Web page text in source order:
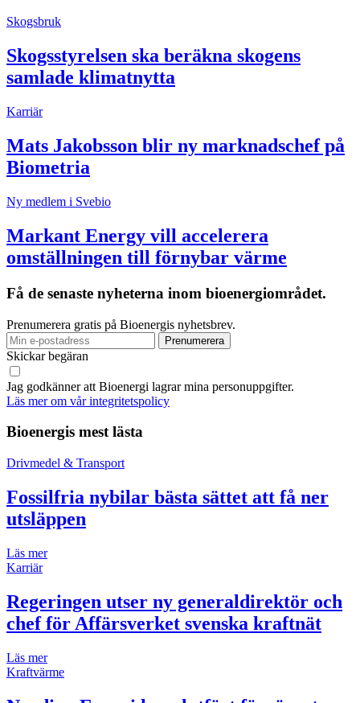
Skogsbruk
Skogsstyrelsen ska beräkna skogens
samlade klimatnytta
Karriär
Mats Jakobsson blir ny marknadschef på
Biometria
Ny medlem i Svebio
Markant Energy vill accelerera
omställningen till förnybar värme
Få de senaste nyheterna inom bioenergiområdet.
Prenumerera gratis på Bioenergis nyhetsbrev.
Skickar begäran
Jag godkänner att Bioenergi lagrar mina personuppgifter.
Läs mer om vår integritetspolicy
Bioenergis mest lästa
Drivmedel & Transport
Fossilfria nybilar bästa sättet att få ner
utsläppen
Läs mer
Karriär
Regeringen utser ny generaldirektör och
chef för Affärsverket svenska kraftnät
Läs mer
Kraftvärme